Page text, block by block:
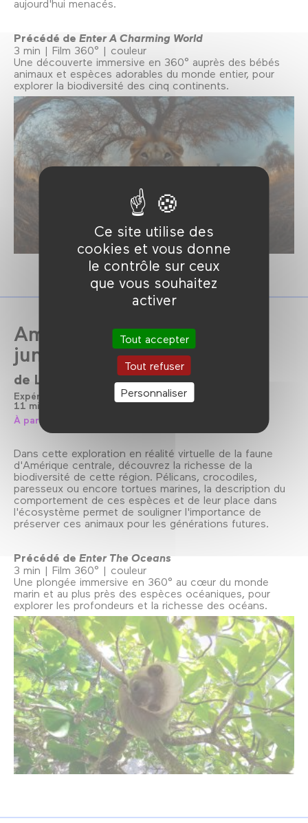
Ce site utilise des
cookies et vous donne
le contrôle sur ceux
que vous souhaitez
activer
Tout accepter
Tout refuser
Personnaliser
aujourd'hui menacés.
Précédé de Enter A Charming World
3 min | Film 360° | couleur
Une découverte immersive en 360° auprès des bébés
animaux et espèces adorables du monde entier, pour
explorer la biodiversité des cinq continents.
Amérique centrale, entre
jungle et océan
de Lucie Damase
Expérience immersive
2024
11 min
Couleur
À partir de 5 ans
Dans cette exploration en réalité virtuelle de la faune
d'Amérique centrale, découvrez la richesse de la
biodiversité de cette région. Pélicans, crocodiles,
paresseux ou encore tortues marines, la description du
comportement de ces espèces et de leur place dans
l'écosystème permet de souligner l'importance de
préserver ces animaux pour les générations futures.
Précédé de Enter The Oceans
3 min | Film 360° | couleur
Une plongée immersive en 360° au cœur du monde
marin et au plus près des espèces océaniques, pour
explorer les profondeurs et la richesse des océans.